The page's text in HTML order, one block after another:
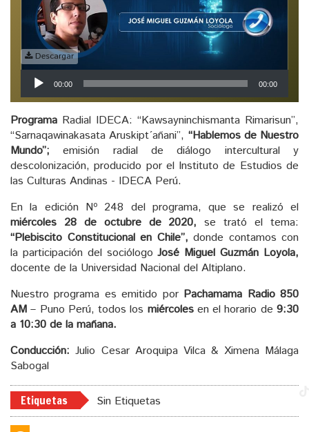
Descargar
Reproductor
de
audio
00:00 00:00
Programa Radial IDECA: “Kawsayninchismanta Rimarisun”,
“Sarnaqawinakasata Aruskipt´añani”, “Hablemos de Nuestro
Mundo”; emisión radial de diálogo intercultural y
descolonización, producido por el Instituto de Estudios de
las Culturas Andinas - IDECA Perú.
En la edición Nº 248 del programa, que se realizó el
miércoles 28 de octubre de 2020, se trató el tema:
“Plebiscito Constitucional en Chile”, donde contamos con
la participación del sociólogoJosé Miguel Guzmán Loyola,
docente de la Universidad Nacional del Altiplano.
Nuestro programa es emitido por Pachamama Radio 850
AM – Puno Perú, todos los miércolesen el horario de9:30
a 10:30 de la mañana.
Conducción: Julio Cesar Aroquipa Vilca & Ximena Málaga
Sabogal
Etiquetas Sin Etiquetas